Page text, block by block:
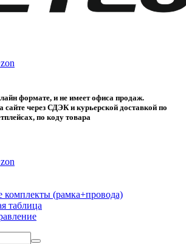
формате, и не имеет офиса продаж.
сайте через СДЭК и курьерской доставкой по
по коду товара
комплекты (рамка+провода)
таблица